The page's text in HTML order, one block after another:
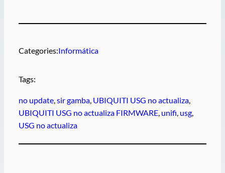
Categories:Informática
Tags:
no update, sir gamba, UBIQUITI USG no actualiza
UBIQUITI USG no actualiza FIRMWARE, unifi usg
USG no actualiza